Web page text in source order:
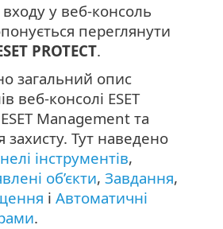
у веб-консоль
переглянути
PROTECT.
загальний опис
веб-консолі ESET
Management та
захисту. Тут наведено
інструментів,
об’єкти, Завдання,
і Автоматичні
.